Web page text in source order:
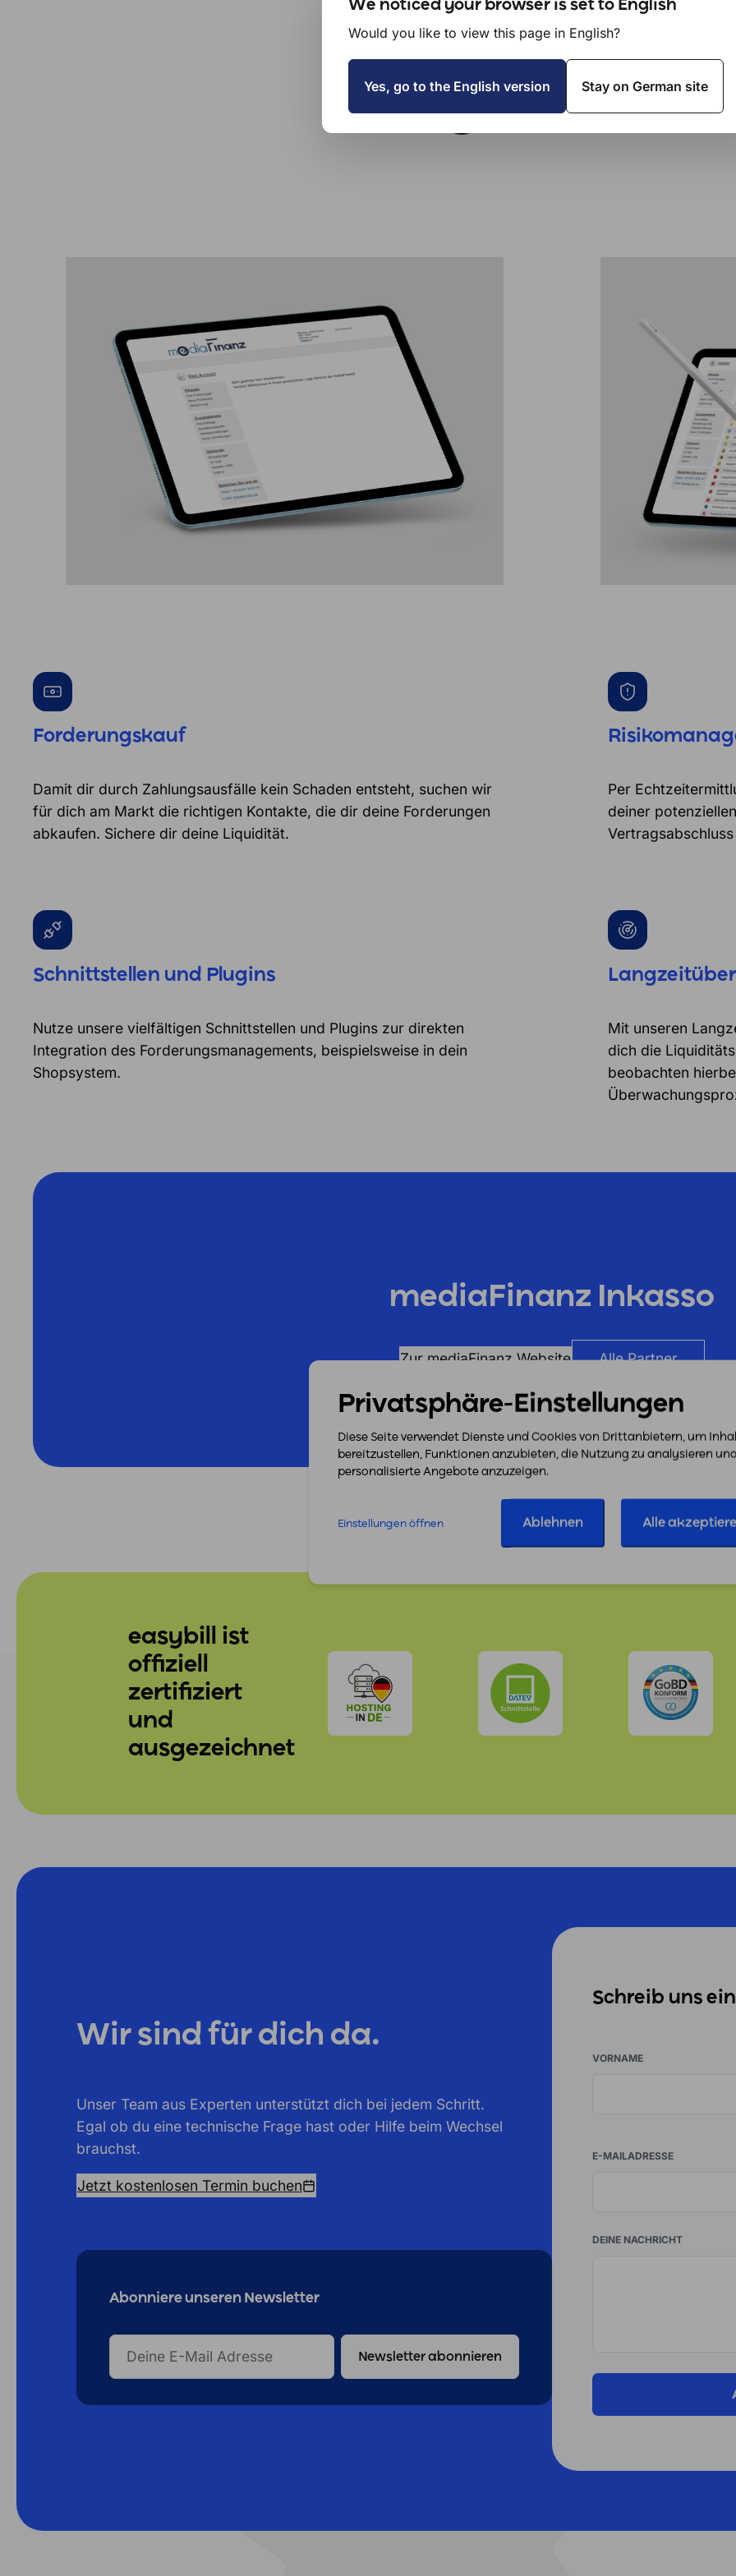
Forderungskauf
Damit dir durch Zahlungsausfälle kein Schaden entsteht, suchen wir
für dich am Markt die richtigen Kontakte, die dir deine Forderungen
abkaufen. Sichere dir deine Liquidität.
Per
deiner
Schnittstellen und Plugins
Nutze unsere vielfältigen Schnittstellen und Plugins zur direkten
Integration des Forderungsmanagements, beispielsweise in dein
Shopsystem.
Mit unseren
dich die
beobachten
mediaFinanz Inkasso
Zur mediaFinanz Website Alle Partner
easybill ist
offiziell
zertifiziert
und
ausgezeichnet
Wir sind für dich da.
Unser Team aus Experten unterstützt dich bei jedem Schritt.
Egal ob du eine technische Frage hast oder Hilfe beim Wechsel
brauchst.
Jetzt kostenlosen Termin buchen
Abonniere unseren Newsletter
DEINE
MAIL
ADRESSE
Schreib uns
VORNAME
E-MAILADRESSE
DEINE NACHRICHT
We noticed your browser is set to English
Would you like to view this page in English?
Yes, go to the English version Stay on German site
Privatsphäre-Einstellungen
Diese Seite verwendet Dienste und Cookies von Drittanbietern, um
bereitzustellen, Funktionen anzubieten, die Nutzung zu analysieren
personalisierte Angebote anzuzeigen.
Einstellungen öffnen Ablehnen Alle